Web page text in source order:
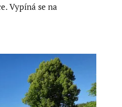
Vypíná se na